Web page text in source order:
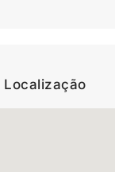
Localização